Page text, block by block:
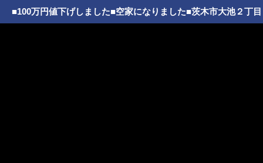
■100万円値下げしました■空家になりました■茨木市大池２丁目